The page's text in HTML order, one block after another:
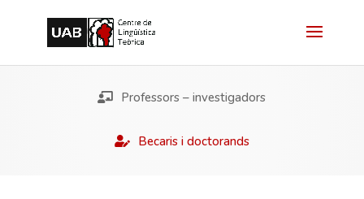
Professors – investigadors
Becaris i doctorands